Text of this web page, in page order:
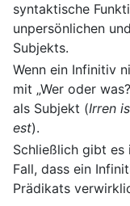
syntaktische
unpersönlichen
Subjekts.
Wenn ein Infinitiv
mit „Wer oder
als Subjekt (Irren
est).
Schließlich gibt es
Fall, dass ein
Prädikats